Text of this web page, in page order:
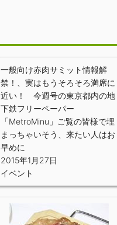
一般向け赤肉サミット情報解
禁！、実はもうそろそろ満席に
近い！ 今週号の東京都内の地
下鉄フリーペーパー
「MetroMinu」ご覧の皆様で埋
まっちゃいそう、来たい人はお
早めに
2015年1月27日
イベント